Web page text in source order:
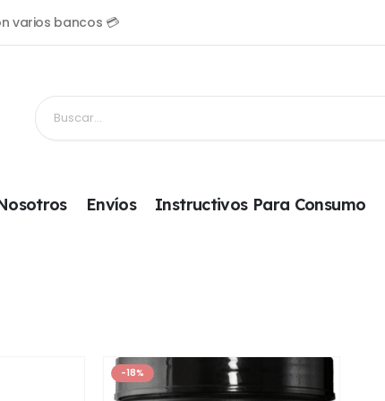
varios bancos 💳
Envíos Instructivos Para Consumo
-18%